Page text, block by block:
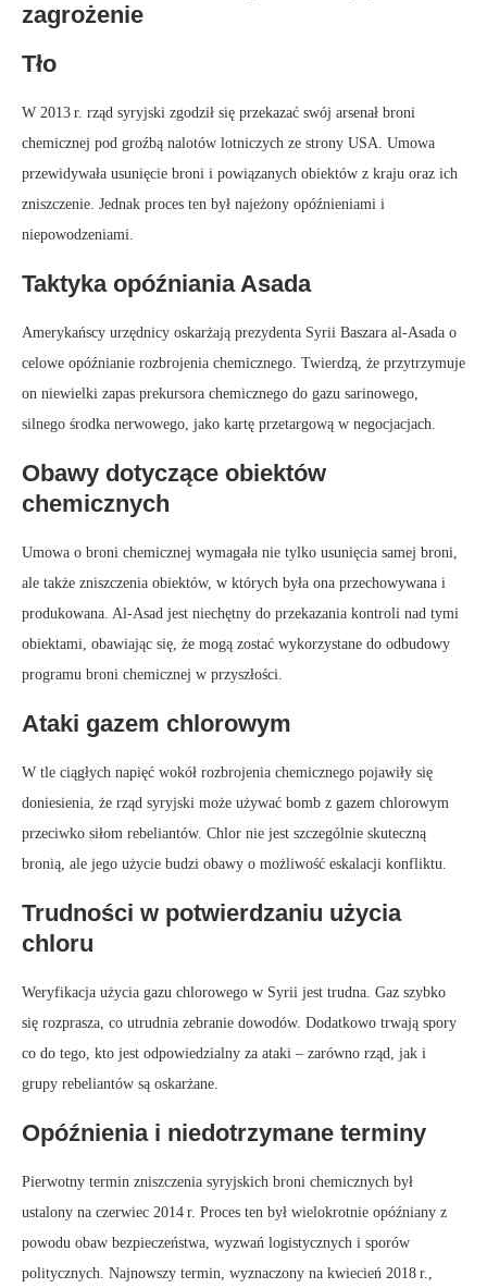
zagrożenie
Tło
W 2013 r. rząd syryjski zgodził się przekazać swój arsenał broni
chemicznej pod groźbą nalotów lotniczych ze strony USA. Umowa
przewidywała usunięcie broni i powiązanych obiektów z kraju oraz ich
zniszczenie. Jednak proces ten był najeżony opóźnieniami i
niepowodzeniami.
Taktyka opóźniania Asada
Amerykańscy urzędnicy oskarżają prezydenta Syrii Baszara al-Asada o
celowe opóźnianie rozbrojenia chemicznego. Twierdzą, że przytrzymuje
on niewielki zapas prekursora chemicznego do gazu sarinowego,
silnego środka nerwowego, jako kartę przetargową w negocjacjach.
Obawy dotyczące obiektów
chemicznych
Umowa o broni chemicznej wymagała nie tylko usunięcia samej broni,
ale także zniszczenia obiektów, w których była ona przechowywana i
produkowana. Al-Asad jest niechętny do przekazania kontroli nad tymi
obiektami, obawiając się, że mogą zostać wykorzystane do odbudowy
programu broni chemicznej w przyszłości.
Ataki gazem chlorowym
W tle ciągłych napięć wokół rozbrojenia chemicznego pojawiły się
doniesienia, że rząd syryjski może używać bomb z gazem chlorowym
przeciwko siłom rebeliantów. Chlor nie jest szczególnie skuteczną
bronią, ale jego użycie budzi obawy o możliwość eskalacji konfliktu.
Trudności w potwierdzaniu użycia
chloru
Weryfikacja użycia gazu chlorowego w Syrii jest trudna. Gaz szybko
się rozprasza, co utrudnia zebranie dowodów. Dodatkowo trwają spory
co do tego, kto jest odpowiedzialny za ataki – zarówno rząd, jak i
grupy rebeliantów są oskarżane.
Opóźnienia i niedotrzymane terminy
Pierwotny termin zniszczenia syryjskich broni chemicznych był
ustalony na czerwiec 2014 r. Proces ten był wielokrotnie opóźniany z
powodu obaw bezpieczeństwa, wyzwań logistycznych i sporów
politycznych. Najnowszy termin, wyznaczony na kwiecień 2018 r.,